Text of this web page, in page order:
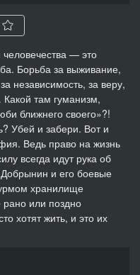
человечества — это
Борьба за выживание,
независимость, за веру,
там гуманизм,
ближнего своего»?!
Убей и забери. Вот и
Ведь право на жизнь
всегда идут рука об
и его боевые
хранилище
или поздно
хотят жить, и это их